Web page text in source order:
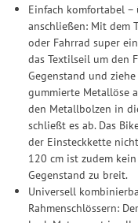
Einfach komfortabel
anschließen: Mit dem
oder Fahrrad super
das Textilseil um den
Gegenstand und
gummierte Metallöse
den Metallbolzen in
schließt es ab. Das
der Einsteckkette
120 cm ist zudem
Gegenstand zu breit.
Universell
Rahmenschlössern: